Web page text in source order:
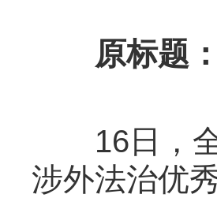
原标题：
16日，全
涉外法治优